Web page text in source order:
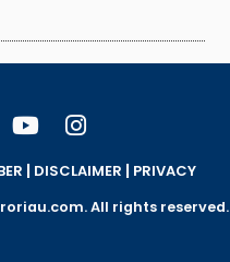
| DISCLAIMER | PRIVACY
All rights reserved.